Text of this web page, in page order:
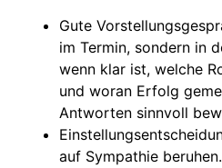
Gute
im Termin, sondern in
wenn klar ist, welche
und woran Erfolg
Antworten sinnvoll
auf Sympathie